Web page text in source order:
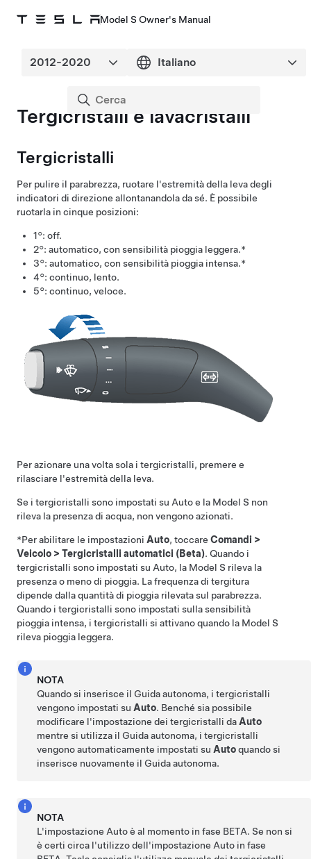
Model S Owner's Manual
Tergicristalli e lavacristalli
Tergicristalli
Per pulire il parabrezza, ruotare l'estremità della leva degli
indicatori di direzione allontanandola da sé. È possibile
ruotarla in cinque posizioni:
1°: off.
2°: automatico, con sensibilità pioggia leggera.*
3°: automatico, con sensibilità pioggia intensa.*
4°: continuo, lento.
5°: continuo, veloce.
Per azionare una volta sola i tergicristalli, premere e
rilasciare l'estremità della leva.
Se i tergicristalli sono impostati su Auto e la Model S non
rileva la presenza di acqua, non vengono azionati.
*Per abilitare le impostazioni Auto, toccare Comandi >
Veicolo > Tergicristalli automatici (Beta). Quando i
tergicristalli sono impostati su Auto, la Model S rileva la
presenza o meno di pioggia. La frequenza di tergitura
dipende dalla quantità di pioggia rilevata sul parabrezza.
Quando i tergicristalli sono impostati sulla sensibilità
pioggia intensa, i tergicristalli si attivano quando la Model S
rileva pioggia leggera.
NOTA
Quando si inserisce il Guida autonoma, i tergicristalli
vengono impostati su Auto. Benché sia possibile
modificare l'impostazione dei tergicristalli da Auto
mentre si utilizza il Guida autonoma, i tergicristalli
vengono automaticamente impostati su Autoquando si
inserisce nuovamente il Guida autonoma.
NOTA
L'impostazione Auto è al momento in fase BETA. Se non si
è certi circa l'utilizzo dell'impostazione Auto in fase